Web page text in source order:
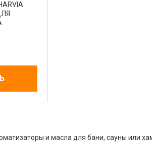
и масла для бани, сауны или